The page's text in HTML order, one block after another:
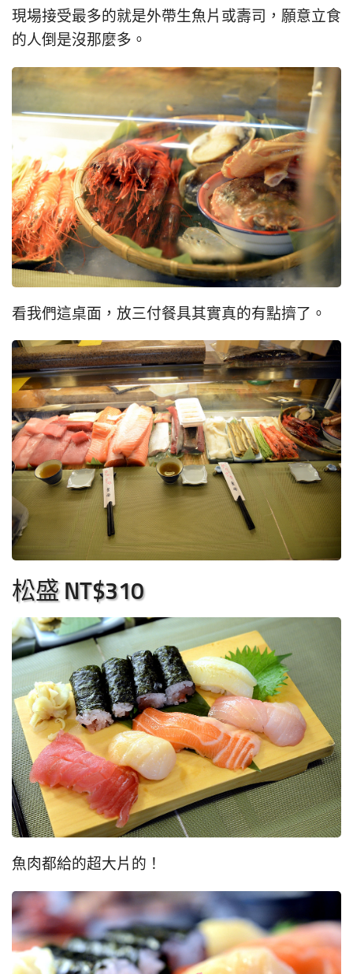
現場接受最多的就是外帶生魚片或壽司，願意立食
的人倒是沒那麼多。
看我們這桌面，放三付餐具其實真的有點擠了。
松盛 NT$310
魚肉都給的超大片的！